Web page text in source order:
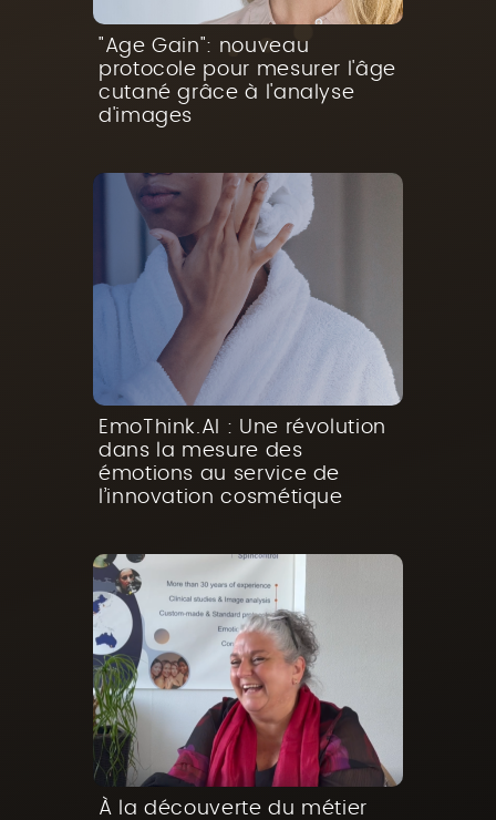
"Age Gain": nouveau
protocole pour mesurer l'âge
cutané grâce à l'analyse
d'images
EmoThink.AI : Une révolution
dans la mesure des
émotions au service de
l’innovation cosmétique
À la découverte du métier